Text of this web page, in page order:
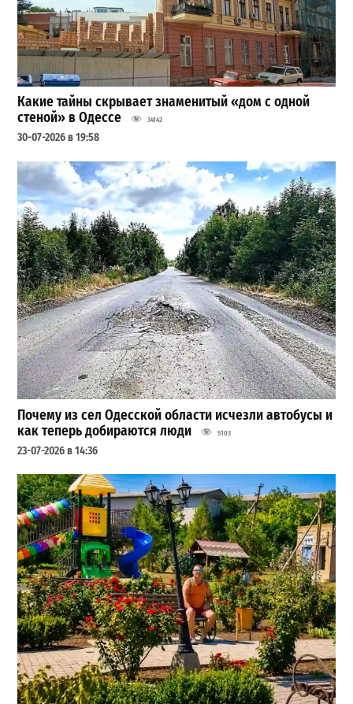
Какие тайны скрывает знаменитый «дом с одной
стеной» в Одессе
34142
30-07-2026 в 19:58
Почему из сел Одесской области исчезли автобусы и
как теперь добираются люди
5103
23-07-2026 в 14:36